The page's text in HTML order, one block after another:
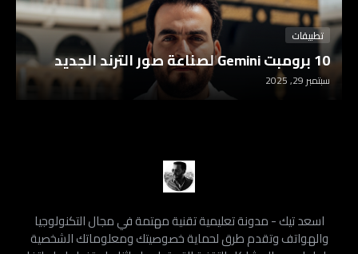
تطبيقات
10 برومبت Gemini لصناعة صور الترند الجديد
سبتمبر 29, 2025
اسعد تيك - مدونة تعليمية تقنية مهتمة في مجال التكنولوجيا
والهواتف وتقدم طرق لحماية خصوصيتك ومعلوماتك الشخصية